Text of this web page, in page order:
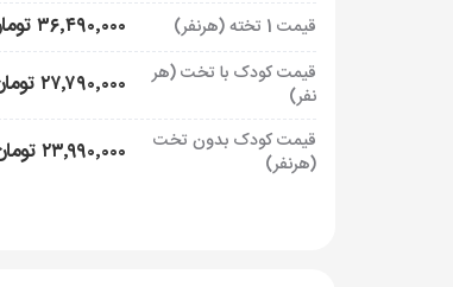
قیمت 1 تخته (هرنفر) ۳۶٬۴۹۰٬۰۰۰ تومان
قیمت کودک با تخت (هر
نفر)
۲۷٬۷۹۰٬۰۰۰ تومان
قیمت کودک بدون تخت
(هرنفر)
۲۳٬۹۹۰٬۰۰۰ تومان